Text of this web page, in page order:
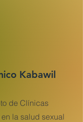
Kabawil
de Clínicas
la salud sexual